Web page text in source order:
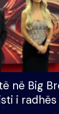
në Big
i